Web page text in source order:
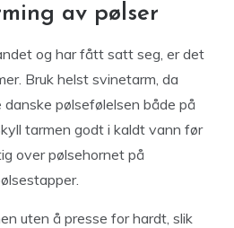
av pølser
og har fått satt seg, er det
Bruk helst svinetarm, da
pølsefølelsen både på
tarmen godt i kaldt vann før
over pølsehornet på
uten å presse for hardt, slik